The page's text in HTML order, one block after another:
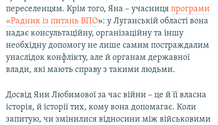
переселенцям. Крім того, Яна – учасниця програми
«Радник із питань ВПО»: у Луганській області вона
надає консультаційну, організаційну та іншу
необхідну допомогу не лише самим постраждалим
унаслідок конфлікту, але й органам державної
влади, які мають справу з такими людьми.
Досвід Яни Любимової за час війни – це й її власна
історія, й історії тих, кому вона допомагає. Коли
запитую, чи змінилися відносини між військовими